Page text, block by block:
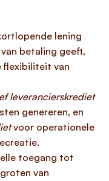
lening
betaling geeft,
flexibiliteit van
leverancierskrediet
genereren, en
voor operationele
toegang tot
van